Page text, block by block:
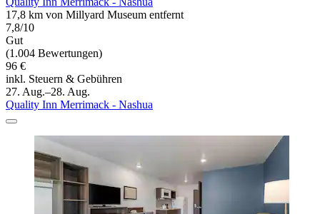
17,8 km von Millyard Museum entfernt
7,8/10
Gut
(1.004 Bewertungen)
96 €
inkl. Steuern & Gebühren
27. Aug.–28. Aug.
Quality Inn Merrimack - Nashua